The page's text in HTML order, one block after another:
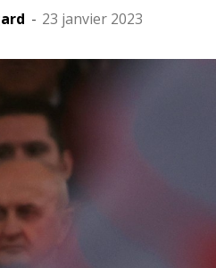
- 23 janvier 2023